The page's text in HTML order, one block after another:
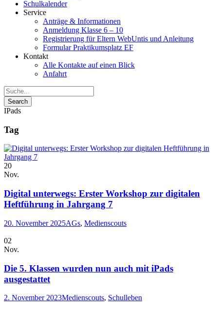
Schulkalender
Service
Anträge & Informationen
Anmeldung Klasse 6 – 10
Registrierung für Eltern WebUntis und Anleitung
Formular Praktikumsplatz EF
Kontakt
Alle Kontakte auf einen Blick
Anfahrt
IPads
Tag
20
Nov.
Digital unterwegs: Erster Workshop zur digitalen
Heftführung in Jahrgang 7
20. November 2025AGs, Medienscouts
02
Nov.
Die 5. Klassen wurden nun auch mit iPads
ausgestattet
2. November 2023Medienscouts, Schulleben